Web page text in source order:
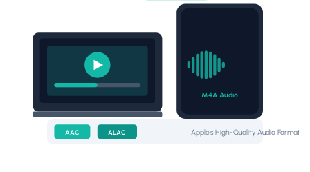
M4A Audio
AAC ALAC Apple's High-Quality Audio Format